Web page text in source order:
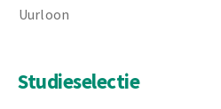
Uurloon
Studieselectie